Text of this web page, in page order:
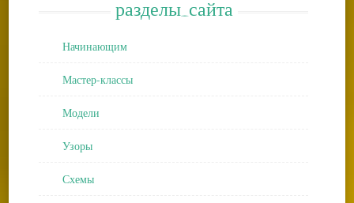
разделы_сайта
Начинающим
Мастер-классы
Модели
Узоры
Схемы